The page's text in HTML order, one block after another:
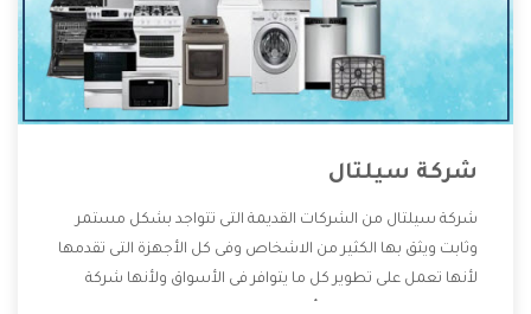
شركة سيلتال
شركة سيلتال من الشركات القديمة التى تتواجد بشكل مستمر
وثابت ويثق بها الكثير من الاشخاص وفى كل الأجهزة التى تقدمها
لأنها تعمل على تطوير كل ما يتوافر فى الأسواق ولأنها شركة